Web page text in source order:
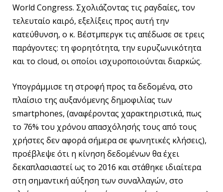
World Congress. Σχολιάζοντας τις ραγδαίες, τον
τελευταίο καιρό, εξελίξεις προς αυτή την
κατεύθυνση, ο κ. Βέστμπεργκ τις απέδωσε σε τρεις
παράγοντες: τη φορητότητα, την ευρυζωνικότητα
και το cloud, οι οποίοι ισχυροποιούνται διαρκώς.
Υπογράμμισε τη στροφή προς τα δεδομένα, στο
πλαίσιο της αυξανόμενης δημοφιλίας των
smartphones, (αναφέροντας χαρακτηριστικά, πως
το 76% του χρόνου απασχόλησής τους από τους
χρήστες δεν αφορά σήμερα σε φωνητικές κλήσεις),
προέβλεψε ότι η κίνηση δεδομένων θα έχει
δεκαπλασιαστεί ως το 2016 και στάθηκε ιδιαίτερα
στη σημαντική αύξηση των συναλλαγών, στο